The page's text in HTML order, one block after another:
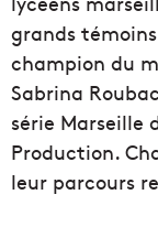
grands
champion du
Sabrina
série Marseille
Production.
leur parcours